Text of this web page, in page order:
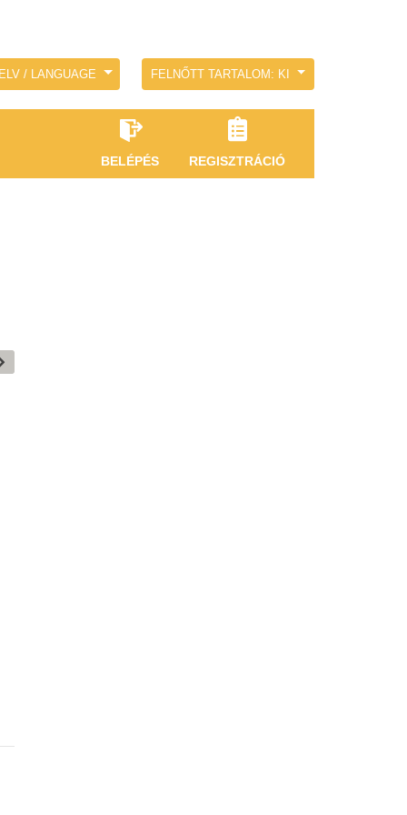
/ LANGUAGE FELNŐTT TARTALOM: KI
BELÉPÉS REGISZTRÁCIÓ